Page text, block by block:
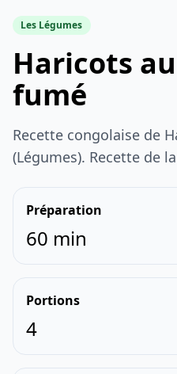
Les Légumes
Haricots
fumé
Recette congolaise de
(Légumes). Recette de
Préparation
60 min
Portions
4